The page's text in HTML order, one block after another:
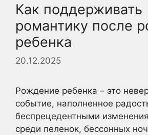
Как поддерживать
романтику после
ребенка
20.12.2025
Рождение ребенка – это
событие, наполненное
беспрецедентными
среди пеленок, бессонных